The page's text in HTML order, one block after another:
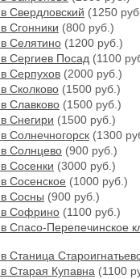
Свердловский (1250
Сгонники (800 руб.)
в Селятино (1200 руб.)
Сергиев Посад (1100
Серпухов (2000 руб.)
Сколково (1500 руб.)
Славково (1500 руб.)
Снегири (1500 руб.)
Солнечногорск (1300
в Солнцево (900 руб.)
Сосенки (3000 руб.)
Сосенское (1000 руб.)
в Сосны (900 руб.)
в Софрино (1100 руб.)
в Спасо-Перепечинское
Станица
Старая Купавна (1100